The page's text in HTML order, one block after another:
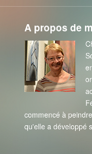
A propos de
commencé à
qu'elle a développé